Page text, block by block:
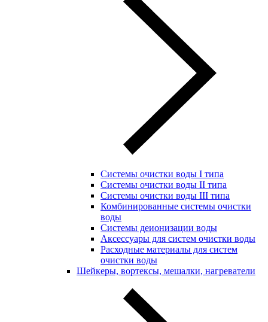
Системы очистки воды I типа
Системы очистки воды II типа
Системы очистки воды III типа
Комбинированные системы очистки
воды
Системы деионизации воды
Аксессуары для систем очистки воды
Расходные материалы для систем
очистки воды
Шейкеры, вортексы, мешалки, нагреватели